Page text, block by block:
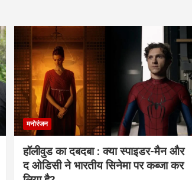
मनोरंजन
हॉलीवुड का दबदबा : क्या स्पाइडर-मैन और
द ओडिसी ने भारतीय सिनेमा पर कब्जा कर